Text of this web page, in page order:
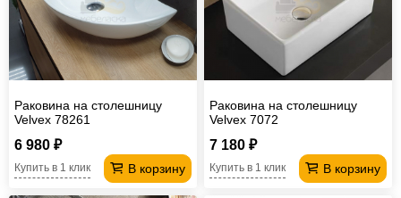
Раковина на столешницу
Velvex 78261
6 980 ₽
В корзину
Купить в 1 клик
Раковина на столешницу
Velvex 7072
7 180 ₽
В корзину
Купить в 1 клик